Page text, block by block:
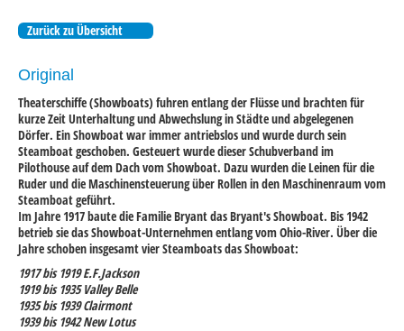
Zurück zu Übersicht
Original
Theaterschiffe (Showboats) fuhren entlang der Flüsse und brachten für
kurze Zeit Unterhaltung und Abwechslung in Städte und abgelegenen
Dörfer. Ein Showboat war immer antriebslos und wurde durch sein
Steamboat geschoben. Gesteuert wurde dieser Schubverband im
Pilothouse auf dem Dach vom Showboat. Dazu wurden die Leinen für die
Ruder und die Maschinensteuerung über Rollen in den Maschinenraum vom
Steamboat geführt.
Im Jahre 1917 baute die Familie Bryant das Bryant's Showboat. Bis 1942
betrieb sie das Showboat-Unternehmen entlang vom Ohio-River. Über die
Jahre schoben insgesamt vier Steamboats das Showboat:
1917 bis 1919 E.F.Jackson
1919 bis 1935 Valley Belle
1935 bis 1939 Clairmont
1939 bis 1942 New Lotus